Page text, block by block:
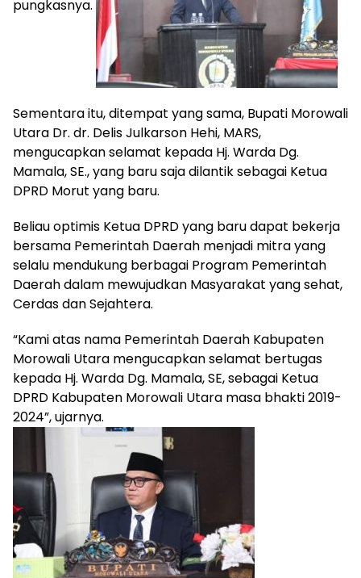
pungkasnya.
Sementara itu, ditempat yang sama, Bupati Morowali
Utara Dr. dr. Delis Julkarson Hehi, MARS,
mengucapkan selamat kepada Hj. Warda Dg.
Mamala, SE., yang baru saja dilantik sebagai Ketua
DPRD Morut yang baru.
Beliau optimis Ketua DPRD yang baru dapat bekerja
bersama Pemerintah Daerah menjadi mitra yang
selalu mendukung berbagai Program Pemerintah
Daerah dalam mewujudkan Masyarakat yang sehat,
Cerdas dan Sejahtera.
“Kami atas nama Pemerintah Daerah Kabupaten
Morowali Utara mengucapkan selamat bertugas
kepada Hj. Warda Dg. Mamala, SE, sebagai Ketua
DPRD Kabupaten Morowali Utara masa bhakti 2019-
2024”, ujarnya.